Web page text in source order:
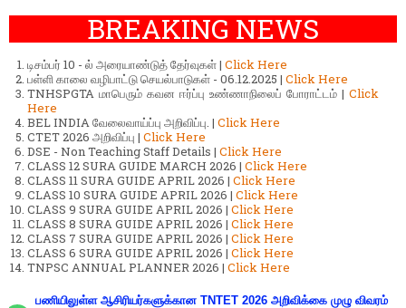
BREAKING NEWS
டிசம்பர் 10 - ல் அரையாண்டுத் தேர்வுகள் | Click Here
பள்ளி காலை வழிபாட்டு செயல்பாடுகள் - 06.12.2025 | Click Here
TNHSPGTA மாபெரும் கவன ஈர்ப்பு உண்ணாநிலைப் போராட்டம் | Click
Here
BEL INDIA வேலைவாய்ப்பு அறிவிப்பு. | Click Here
CTET 2026 அறிவிப்பு | Click Here
DSE - Non Teaching Staff Details | Click Here
CLASS 12 SURA GUIDE MARCH 2026 | Click Here
CLASS 11 SURA GUIDE APRIL 2026 | Click Here
CLASS 10 SURA GUIDE APRIL 2026 | Click Here
CLASS 9 SURA GUIDE APRIL 2026 | Click Here
CLASS 8 SURA GUIDE APRIL 2026 | Click Here
CLASS 7 SURA GUIDE APRIL 2026 | Click Here
CLASS 6 SURA GUIDE APRIL 2026 | Click Here
TNPSC ANNUAL PLANNER 2026 | Click Here
பணியிலுள்ள ஆசிரியர்களுக்கான TNTET 2026 அறிவிக்கை முழு விவரம்